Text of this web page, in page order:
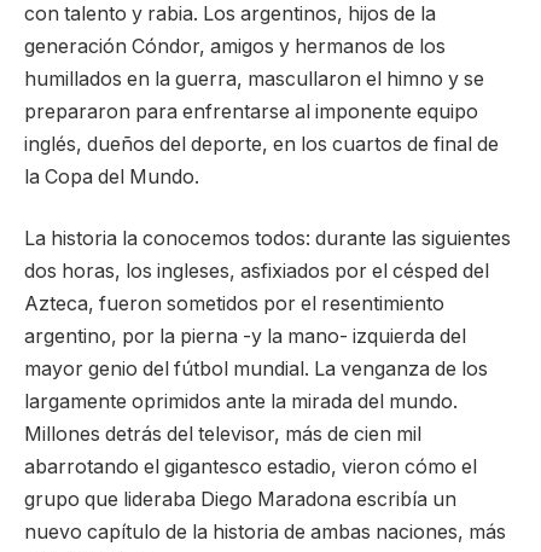
con talento y rabia. Los argentinos, hijos de la
generación Cóndor, amigos y hermanos de los
humillados en la guerra, mascullaron el himno y se
prepararon para enfrentarse al imponente equipo
inglés, dueños del deporte, en los cuartos de final de
la Copa del Mundo.
La historia la conocemos todos: durante las siguientes
dos horas, los ingleses, asfixiados por el césped del
Azteca, fueron sometidos por el resentimiento
argentino, por la pierna -y la mano- izquierda del
mayor genio del fútbol mundial. La venganza de los
largamente oprimidos ante la mirada del mundo.
Millones detrás del televisor, más de cien mil
abarrotando el gigantesco estadio, vieron cómo el
grupo que lideraba Diego Maradona escribía un
nuevo capítulo de la historia de ambas naciones, más